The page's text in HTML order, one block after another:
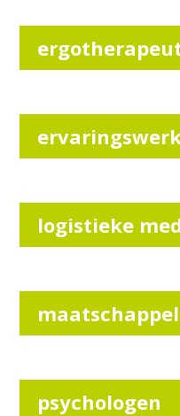
logistieke
psychologen